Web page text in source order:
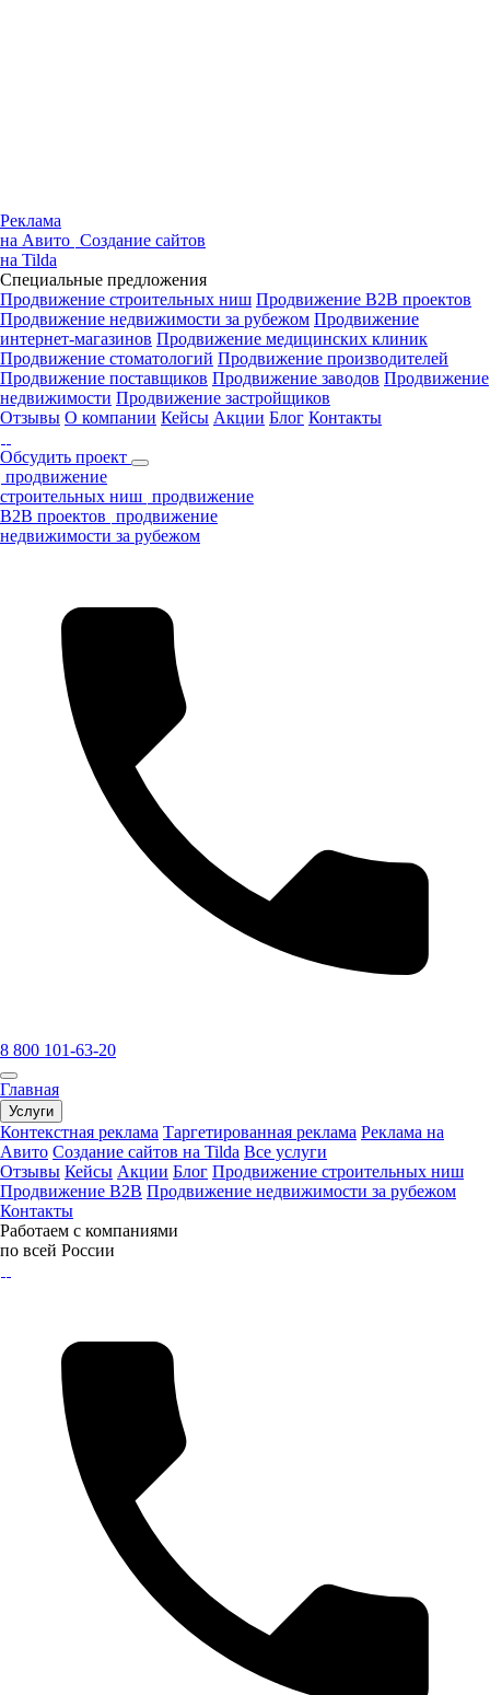
Реклама
на Авито Создание сайтов
на Tilda
Специальные предложения
Продвижение строительных ниш Продвижение B2B проектов
Продвижение недвижимости за рубежом Продвижение
интернет-магазинов Продвижение медицинских клиник
Продвижение стоматологий Продвижение производителей
Продвижение поставщиков Продвижение заводов Продвижение
недвижимости Продвижение застройщиков
Отзывы О компании Кейсы Акции Блог Контакты
Обсудить проект
продвижение
строительных ниш продвижение
B2B проектов продвижение
недвижимости за рубежом
8 800 101-63-20
Главная
Услуги
Контекстная реклама Таргетированная реклама Реклама на
Авито Создание сайтов на Tilda Все услуги
Отзывы Кейсы Акции Блог Продвижение строительных ниш
Продвижение B2B Продвижение недвижимости за рубежом
Контакты
Работаем с компаниями
по всей России